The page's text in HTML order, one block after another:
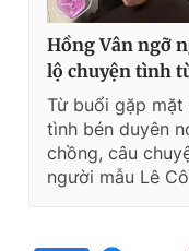
Hồng Vân ngỡ
lộ chuyện tình
Từ buổi gặp
tình bén duyên
chồng, câu
người mẫu Lê